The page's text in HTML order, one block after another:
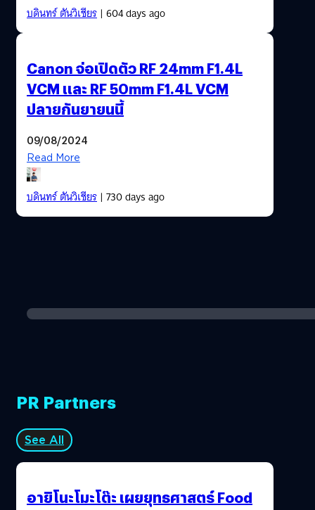
บดินทร์ ตันวิเชียร| 604 days ago
Canon จ่อเปิดตัว RF 24mm F1.4L
VCM และ RF 50mm F1.4L VCM
ปลายกันยายนนี้
09/08/2024
Read More
บดินทร์ ตันวิเชียร| 730 days ago
PR Partners
See All
อายิโนะโมะโต๊ะ เผยยุทธศาสตร์ Food